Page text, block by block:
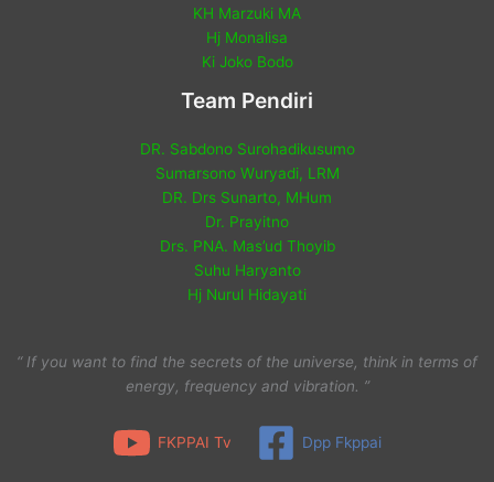
KH Marzuki MA
Hj Monalisa
Ki Joko Bodo
Team Pendiri
DR. Sabdono Surohadikusumo
Sumarsono Wuryadi, LRM
DR. Drs Sunarto, MHum
Dr. Prayitno
Drs. PNA. Mas’ud Thoyib
Suhu Haryanto
Hj Nurul Hidayati
“ If you want to find the secrets of the universe, think in terms of
energy, frequency and vibration. ”
FKPPAI Tv Dpp Fkppai